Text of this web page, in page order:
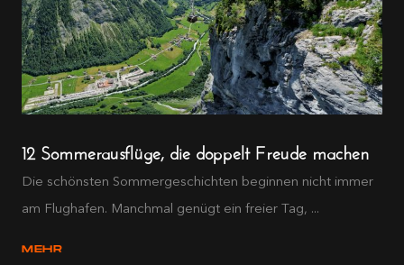
12 Sommerausflüge, die doppelt Freude machen
Die schönsten Sommergeschichten beginnen nicht immer
am Flughafen. Manchmal genügt ein freier Tag, ...
MEHR